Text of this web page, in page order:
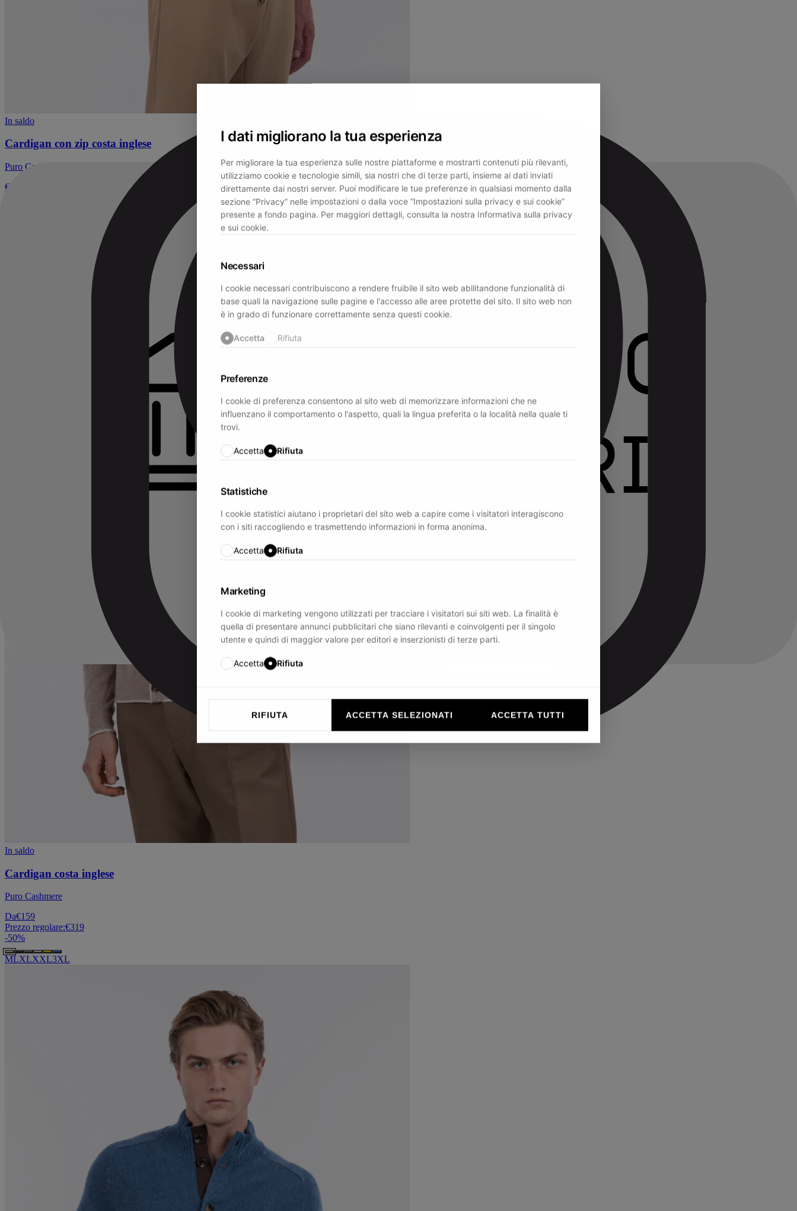
I dati migliorano la tua esperienza
Per migliorare la tua esperienza sulle nostre piattaforme e mostrarti contenuti più rilevanti,
utilizziamo cookie e tecnologie simili, sia nostri che di terze parti, insieme ai dati inviati
direttamente dai nostri server. Puoi modificare le tue preferenze in qualsiasi momento dalla
sezione “Privacy” nelle impostazioni o dalla voce “Impostazioni sulla privacy e sui cookie”
presente a fondo pagina. Per maggiori dettagli, consulta la nostra Informativa sulla privacy
e sui cookie.
Necessari
I cookie necessari contribuiscono a rendere fruibile il sito web abilitandone funzionalità di
base quali la navigazione sulle pagine e l'accesso alle aree protette del sito. Il sito web non
è in grado di funzionare correttamente senza questi cookie.
Accetta Rifiuta
Preferenze
I cookie di preferenza consentono al sito web di memorizzare informazioni che ne
influenzano il comportamento o l'aspetto, quali la lingua preferita o la località nella quale ti
trovi.
Accetta Rifiuta
Statistiche
I cookie statistici aiutano i proprietari del sito web a capire come i visitatori interagiscono
con i siti raccogliendo e trasmettendo informazioni in forma anonima.
Accetta Rifiuta
Marketing
I cookie di marketing vengono utilizzati per tracciare i visitatori sui siti web. La finalità è
quella di presentare annunci pubblicitari che siano rilevanti e coinvolgenti per il singolo
utente e quindi di maggior valore per editori e inserzionisti di terze parti.
Accetta Rifiuta
RIFIUTA ACCETTA SELEZIONATI ACCETTA TUTTI
In saldo
Cardigan con zip costa inglese
Puro Cashmere
€149
In saldo
Cardigan costa inglese
Puro Cashmere
Da€159
Prezzo regolare:€319
-50%
MLXLXXL3XL